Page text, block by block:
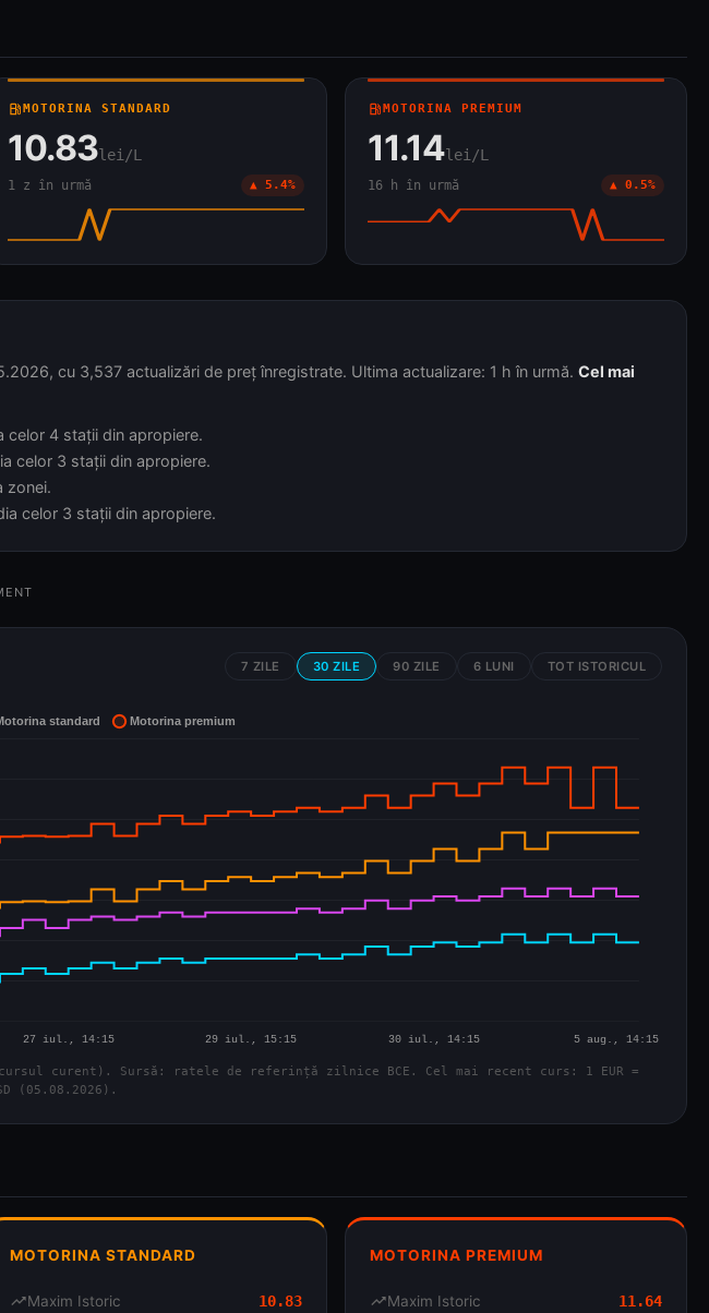
local_gas_stationMOTORINA STANDARD
10.83lei/L
1 z în urmă ▲ 5.4%
local_gas_stationMOTORINA PREMIUM
11.14lei/L
16 h în urmă ▲ 0.5%
cu 3,537 actualizări de preț înregistrate. Ultima actualizare: 1 h în urmă. Cel mai
celor 4 stații din apropiere.
celor 3 stații din apropiere.
zonei.
celor 3 stații din apropiere.
7 ZILE 30 ZILE 90 ZILE 6 LUNI TOT ISTORICUL
curent). Sursă: ratele de referință zilnice BCE. Cel mai recent curs: 1 EUR =
(05.08.2026).
MOTORINA STANDARD
trending_upMaxim Istoric 10.83
MOTORINA PREMIUM
trending_upMaxim Istoric 11.64